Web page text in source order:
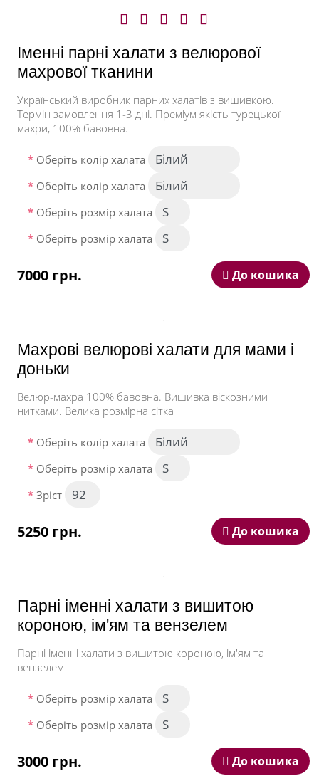
урахуванням побажань замовника і кожен макет
Іменна вишивка на парних халатах - це красивий і
благородний спосіб підкреслити те, що двох людей
об'єднує більше, ніж просто спільне прізвище.
Сподіваємося, наші затишні махрові халати стають
частинкою важливих сімейних традицій і радують
своїх володарів.
Іменні парні халати з велюрової
махрової тканини
Український виробник парних халатів з вишивкою.
Термін замовлення 1-3 дні. Преміум якість турецької
махри, 100% бавовна.
7000 грн. До кошика
Оберіть колір халата
Оберіть колір халата
Оберіть розмір халата
Оберіть розмір халата
Махрові велюрові халати для мами і
доньки
Велюр-махра 100% бавовна. Вишивка віскозними
нитками. Велика розмірна сітка
5250 грн. До кошика
Оберіть колір халата
Оберіть розмір халата
Зріст
Парні іменні халати з вишитою
короною, ім'ям та вензелем
Парні іменні халати з вишитою короною, ім'ям та
вензелем
3000 грн. До кошика
Оберіть розмір халата
Оберіть розмір халата